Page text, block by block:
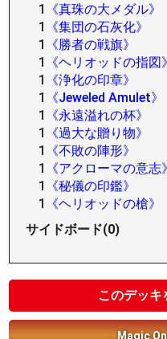
1
《真珠の大メダル》
1
《集団の石灰化》
1
《勝者の戦旗》
1
《ヘリオッドの指図》
1
《浄化の印章》
1
《Jeweled Amulet》
1
《永遠溢れの杯》
1
《過大な贈り物》
1
《不敗の陣形》
1
《アクローマの意志》
1
《秘儀の印鑑》
1
《ヘリオッドの槍》
サイドボード(0)
このデッキ
Magic